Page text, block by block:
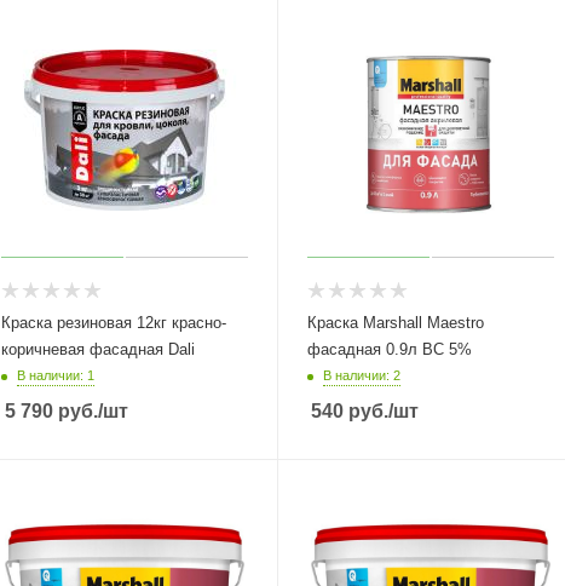
Краска резиновая 12кг красно-
коричневая фасадная Dali
В наличии: 1
5 790 руб./шт
Краска Marshall Maestro
фасадная 0.9л BC 5%
В наличии: 2
540 руб./шт